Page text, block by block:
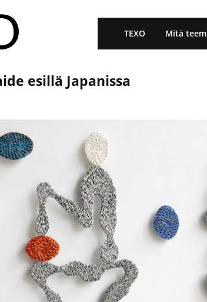
TEXO Mitä
esillä Japanissa